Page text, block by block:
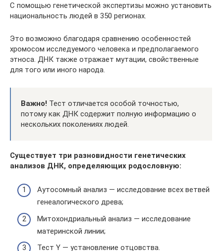
С помощью генетической экспертизы можно установить
национальность людей в 350 регионах.
Это возможно благодаря сравнению особенностей
хромосом исследуемого человека и предполагаемого
этноса. ДНК также отражает мутации, свойственные
для того или иного народа.
Важно! Тест отличается особой точностью,
потому как ДНК содержит полную информацию о
нескольких поколениях людей.
Существует три разновидности генетических
анализов ДНК, определяющих родословную:
Аутосомный анализ — исследование всех ветвей
генеалогического древа;
Митохондриальный анализ — исследование
материнской линии;
Тест Y — установление отцовства.